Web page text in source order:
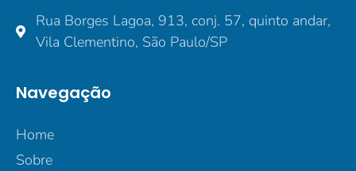
Rua Borges Lagoa, 913, conj. 57, quinto andar,
Vila Clementino, São Paulo/SP
Navegação
Home
Sobre